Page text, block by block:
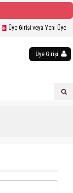
Üye Girişi veya Yeni Üye
Üye Girişi